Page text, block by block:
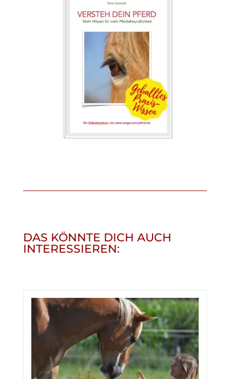
DAS KÖNNTE DICH AUCH
INTERESSIEREN: